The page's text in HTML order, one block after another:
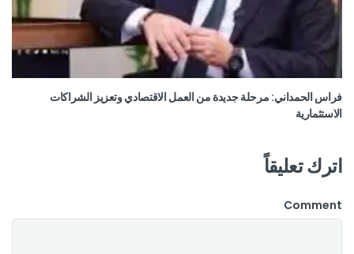
فراس الحمداني: مرحلة جديدة من العمل الاقتصادي وتعزيز الشراكات
الاستثمارية
اترك تعليقاً
Comment